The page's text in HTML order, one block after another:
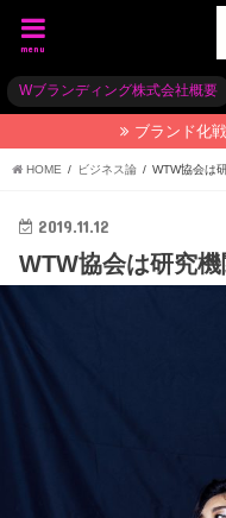
menu
Wブランディング株式会社概要
ブランド化
HOME ビジネス論 WTW協会は
2019.11.12
WTW協会は研究